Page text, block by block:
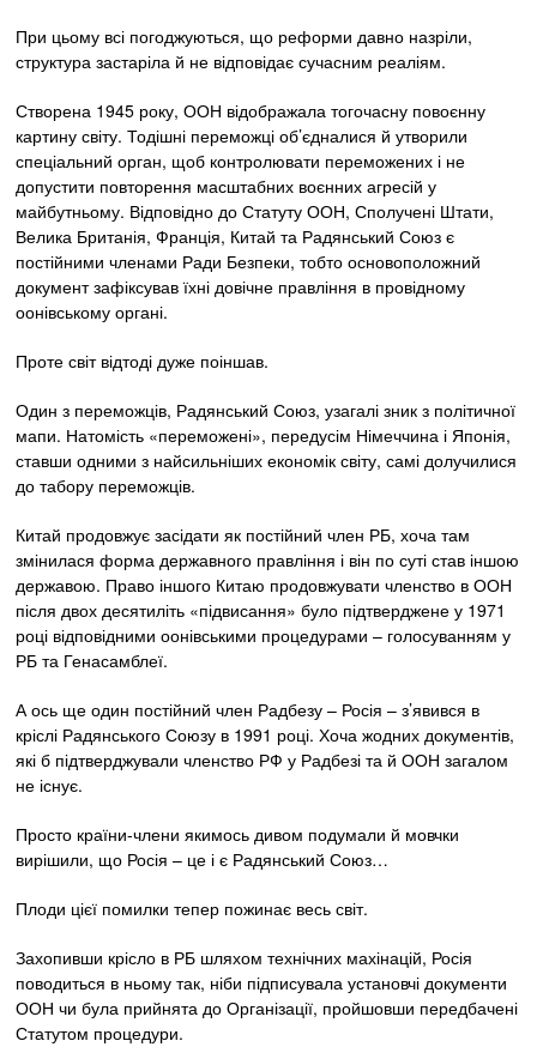
При цьому всі погоджуються, що реформи давно назріли,
структура застаріла й не відповідає сучасним реаліям.
Створена 1945 року, ООН відображала тогочасну повоєнну
картину світу. Тодішні переможці об’єдналися й утворили
спеціальний орган, щоб контролювати переможених і не
допустити повторення масштабних воєнних агресій у
майбутньому. Відповідно до Статуту ООН, Сполучені Штати,
Велика Британія, Франція, Китай та Радянський Союз є
постійними членами Ради Безпеки, тобто основоположний
документ зафіксував їхні довічне правління в провідному
оонівському органі.
Проте світ відтоді дуже поіншав.
Один з переможців, Радянський Союз, узагалі зник з політичної
мапи. Натомість «переможені», передусім Німеччина і Японія,
ставши одними з найсильніших економік світу, самі долучилися
до табору переможців.
Китай продовжує засідати як постійний член РБ, хоча там
змінилася форма державного правління і він по суті став іншою
державою. Право іншого Китаю продовжувати членство в ООН
після двох десятиліть «підвисання» було підтверджене у 1971
році відповідними оонівськими процедурами – голосуванням у
РБ та Генасамблеї.
А ось ще один постійний член Радбезу – Росія – з’явився в
кріслі Радянського Союзу в 1991 році. Хоча жодних документів,
які б підтверджували членство РФ у Радбезі та й ООН загалом
не існує.
Просто країни-члени якимось дивом подумали й мовчки
вирішили, що Росія – це і є Радянський Союз…
Плоди цієї помилки тепер пожинає весь світ.
Захопивши крісло в РБ шляхом технічних махінацій, Росія
поводиться в ньому так, ніби підписувала установчі документи
ООН чи була прийнята до Організації, пройшовши передбачені
Статутом процедури.